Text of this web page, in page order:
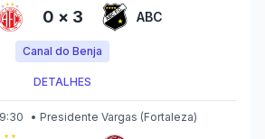
0 × 3 ABC
Canal do Benja
DETALHES
• Presidente Vargas (Fortaleza)